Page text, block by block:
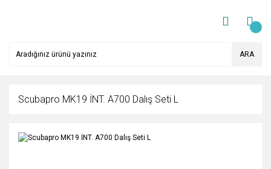
ARA
Scubapro MK19 İNT. A700 Dalış Seti L